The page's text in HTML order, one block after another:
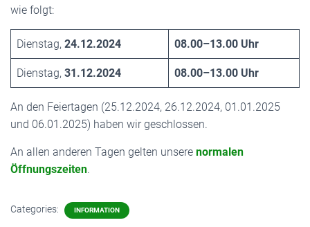
wie folgt:
Dienstag, 24.12.2024 08.00–13.00 Uhr
Dienstag, 31.12.2024 08.00–13.00 Uhr
An den Feiertagen (25.12.2024, 26.12.2024, 01.01.2025
und 06.01.2025) haben wir geschlossen.
An allen anderen Tagen gelten unsere normalen
Öffnungszeiten.
Categories: INFORMATION